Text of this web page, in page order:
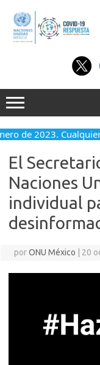
contenido
de 2023.
El
Naciones
individual
porONU México 20